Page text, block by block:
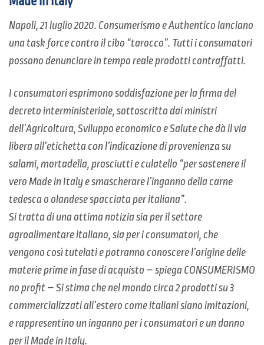
Napoli, 21 luglio 2020. Consumerismo e Authentico lanciano
una task force contro il cibo “tarocco”. Tutti i consumatori
possono denunciare in tempo reale prodotti contraffatti.
I consumatori esprimono soddisfazione per la firma del
decreto interministeriale, sottoscritto dai ministri
dell’Agricoltura, Sviluppo economico e Salute che dà il via
libera all’etichetta con l’indicazione di provenienza su
salami, mortadella, prosciutti e culatello “per sostenere il
vero Made in Italy e smascherare l’inganno della carne
tedesca o olandese spacciata per italiana”.
Si tratta di una ottima notizia sia per il settore
agroalimentare italiano, sia per i consumatori, che
vengono così tutelati e potranno conoscere l’origine delle
materie prime in fase di acquisto – spiega CONSUMERISMO
no profit – Si stima che nel mondo circa 2 prodotti su 3
commercializzati all’estero come italiani siano imitazioni,
e rappresentino un inganno per i consumatori e un danno
per il Made in Italy.